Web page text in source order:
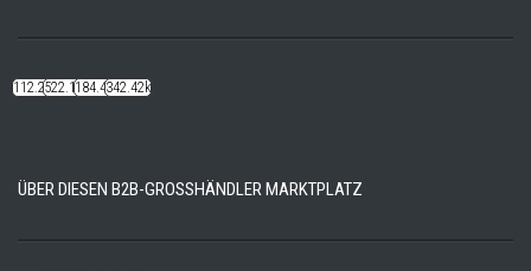
112.22k522.14k184.48k342.42k
ÜBER DIESEN B2B-GROSSHÄNDLER MARKTPLATZ